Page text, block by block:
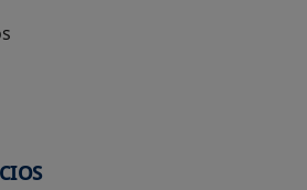
en una pestaña nueva